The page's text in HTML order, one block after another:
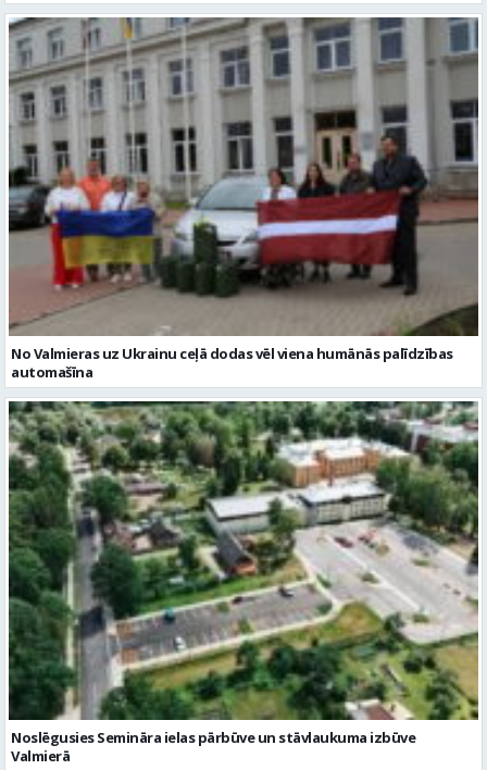
No Valmieras uz Ukrainu ceļā dodas vēl viena humānās palīdzības
automašīna
Noslēgusies Semināra ielas pārbūve un stāvlaukuma izbūve
Valmierā